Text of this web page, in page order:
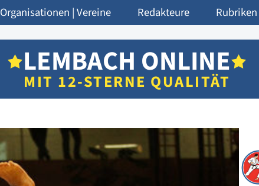
Organisationen | Vereine Redakteure
LEMBACH ONLINE
MIT 12-STERNE QUALITÄT